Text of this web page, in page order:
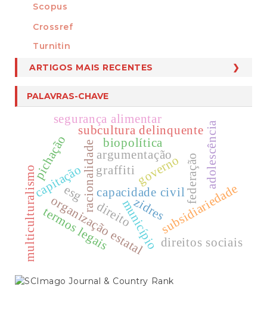
Scopus
MEMBRO DE
Crossref
Turnitin
ARTIGOS MAIS RECENTES
PALAVRAS-CHAVE
argumentação
racionalidade capacidade civilfederação
subsidiariedade
organização estatal
município
capitação graffiti
pichação adolescência
subcultura delinquente
esg
direito
termos legais
governo
direitos sociais
multiculturalismo zidres
segurança alimentar
biopolítica
SCIMAGO